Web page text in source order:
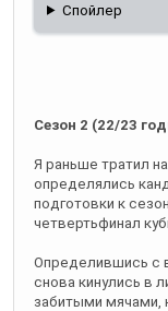
Спойлер
Сезон 2 (22/23
Я раньше тратил
определялись
подготовки к
четвертьфинал
Определившись с
снова кинулись в
забитыми мячами,